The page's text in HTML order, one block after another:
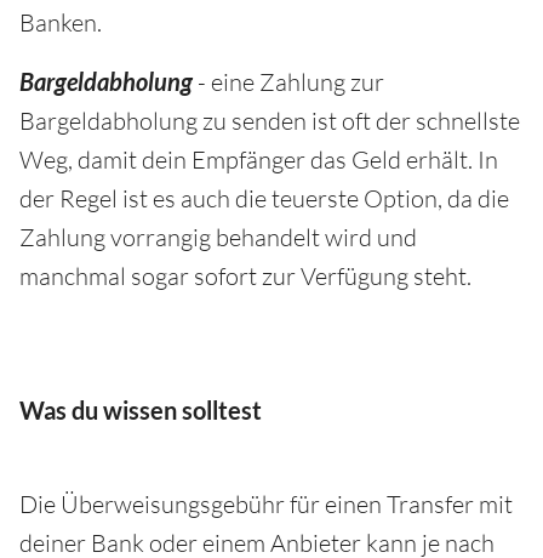
Banken.
Bargeldabholung- eine Zahlung zur
Bargeldabholung zu senden ist oft der schnellste
Weg, damit dein Empfänger das Geld erhält. In
der Regel ist es auch die teuerste Option, da die
Zahlung vorrangig behandelt wird und
manchmal sogar sofort zur Verfügung steht.
Was du wissen solltest
Die Überweisungsgebühr für einen Transfer mit
deiner Bank oder einem Anbieter kann je nach